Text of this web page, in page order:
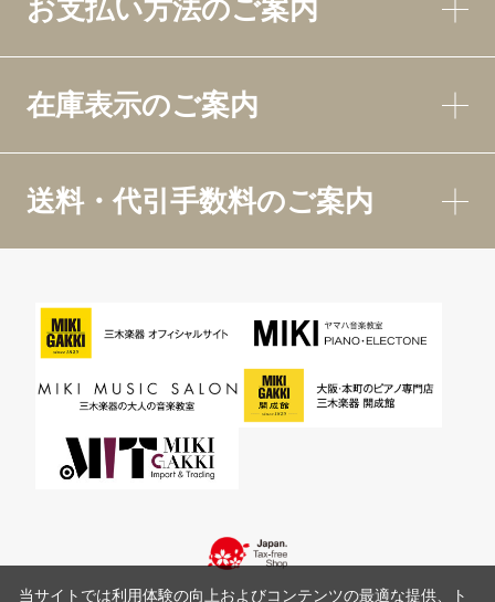
お支払い方法のご案内
在庫表示のご案内
送料・代引手数料のご案内
当サイトでは利用体験の向上およびコンテンツの最適な提供、ト